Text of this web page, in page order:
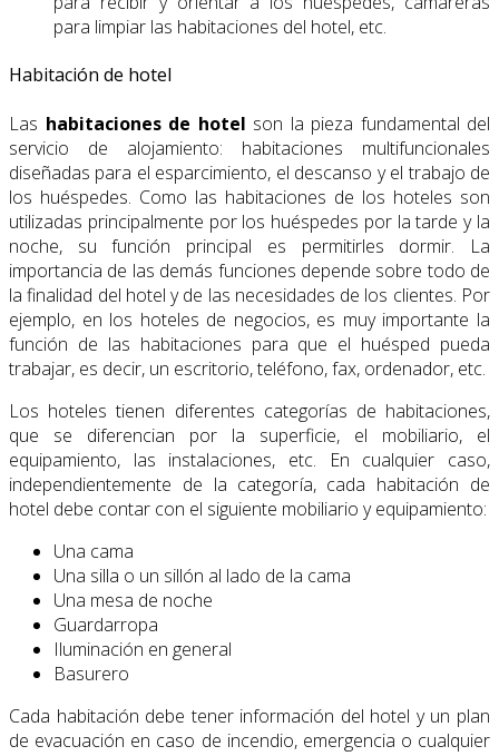
para limpiar las habitaciones del hotel, etc.
Habitación de hotel
Las habitaciones de hotel son la pieza fundamental del
servicio de alojamiento: habitaciones multifuncionales
diseñadas para el esparcimiento, el descanso y el trabajo de
los huéspedes. Como las habitaciones de los hoteles son
utilizadas principalmente por los huéspedes por la tarde y la
noche, su función principal es permitirles dormir. La
importancia de las demás funciones depende sobre todo de
la finalidad del hotel y de las necesidades de los clientes. Por
ejemplo, en los hoteles de negocios, es muy importante la
función de las habitaciones para que el huésped pueda
trabajar, es decir, un escritorio, teléfono, fax, ordenador, etc.
Los hoteles tienen diferentes categorías de habitaciones,
que se diferencian por la superficie, el mobiliario, el
equipamiento, las instalaciones, etc. En cualquier caso,
independientemente de la categoría, cada habitación de
hotel debe contar con el siguiente mobiliario y equipamiento:
Una cama
Una silla o un sillón al lado de la cama
Una mesa de noche
Guardarropa
Iluminación en general
Basurero
Cada habitación debe tener información del hotel y un plan
de evacuación en caso de incendio, emergencia o cualquier